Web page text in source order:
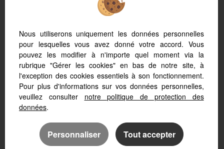
votre PC, votre tablette ou votre smartphone, notre site
s’adapte automatiquement aux différents types d'écrans
Logiciel immobilier Adapt Immo
Site internet immobilier
Référencement immobilier
Nous utiliserons uniquement les données personnelles
pour lesquelles vous avez donné votre accord. Vous
pouvez les modifier à n'importe quel moment via la
rubrique "Gérer les cookies" en bas de notre site, à
l'exception des cookies essentiels à son fonctionnement.
Pour plus d'informations sur vos données personnelles,
veuillez consulter notre politique de protection des
données.
Personnaliser Tout accepter